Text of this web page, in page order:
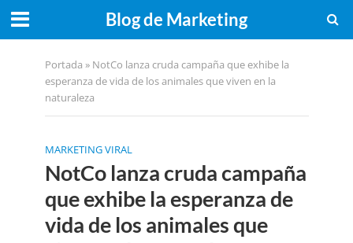
Blog de Marketing
Portada » NotCo lanza cruda campaña que exhibe la
esperanza de vida de los animales que viven en la
naturaleza
MARKETING VIRAL
NotCo lanza cruda campaña
que exhibe la esperanza de
vida de los animales que